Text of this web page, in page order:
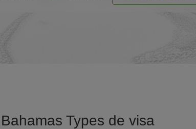
Bahamas Types de visa